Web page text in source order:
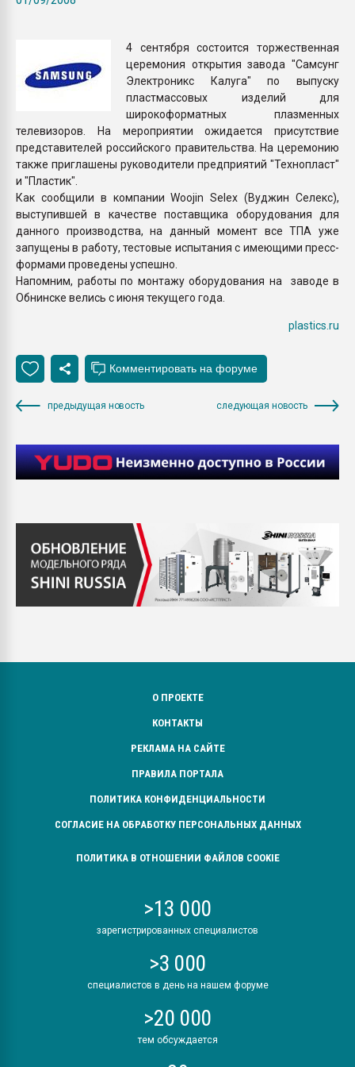
ПЕРЕЙТИ НА
4 сентября состоится торжественная
церемония открытия завода "Самсунг
Электроникс Калуга" по выпуску
пластмассовых изделий для
широкоформатных плазменных
телевизоров. На мероприятии ожидается присутствие
представителей российского правительства. На церемонию
также приглашены руководители предприятий "Технопласт"
и "Пластик".
Как сообщили в компании Woojin Selex (Вуджин Селекс),
выступившей в качестве поставщика оборудования для
данного производства, на данный момент все ТПА уже
запущены в работу, тестовые испытания с имеющими пресс-
формами проведены успешно.
Напомним, работы по монтажу оборудования на заводе в
Обнинске велись с июня текущего года.
plastics.ru
предыдущая новость следующая новость
О ПРОЕКТЕ
КОНТАКТЫ
РЕКЛАМА НА САЙТЕ
ПРАВИЛА ПОРТАЛА
ПОЛИТИКА КОНФИДЕНЦИАЛЬНОСТИ
СОГЛАСИЕ НА ОБРАБОТКУ ПЕРСОНАЛЬНЫХ ДАННЫХ
ПОЛИТИКА В ОТНОШЕНИИ ФАЙЛОВ COOKIE
>13 000
зарегистрированных специалистов
>3 000
специалистов в день на нашем форуме
>20 000
тем обсуждается